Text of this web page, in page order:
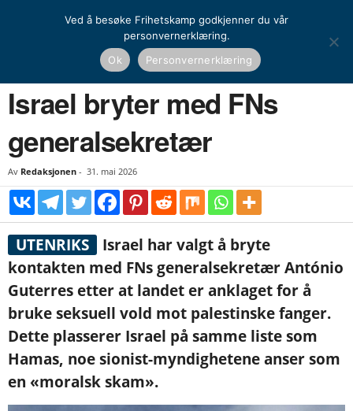
Israel bryter med FNs generalsekretær
Israel bryter med FNs
generalsekretær
Av Redaksjonen - 31. mai 2026
UTENRIKS
Israel har valgt å bryte
kontakten med FNs generalsekretær António
Guterres etter at landet er anklaget for å
bruke seksuell vold mot palestinske fanger.
Dette plasserer Israel på samme liste som
Hamas, noe sionist-myndighetene anser som
en «moralsk skam».
Ved å besøke Frihetskamp godkjenner du vår
personvernerklæring.
Ok
Personvernerklæring